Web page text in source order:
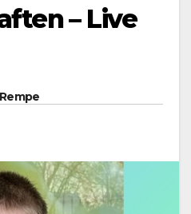
– Live